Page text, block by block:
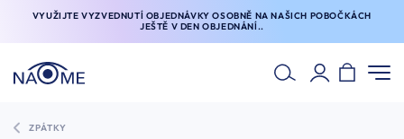
VYUŽIJTE VYZVEDNUTÍ OBJEDNÁVKY OSOBNĚ NA NAŠICH POBOČKÁCH
JEŠTĚ V DEN OBJEDNÁNÍ..
ZPÁTKY